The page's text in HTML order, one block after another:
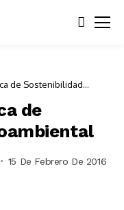
de Sostenibilidad
de
15 De Febrero De 2016